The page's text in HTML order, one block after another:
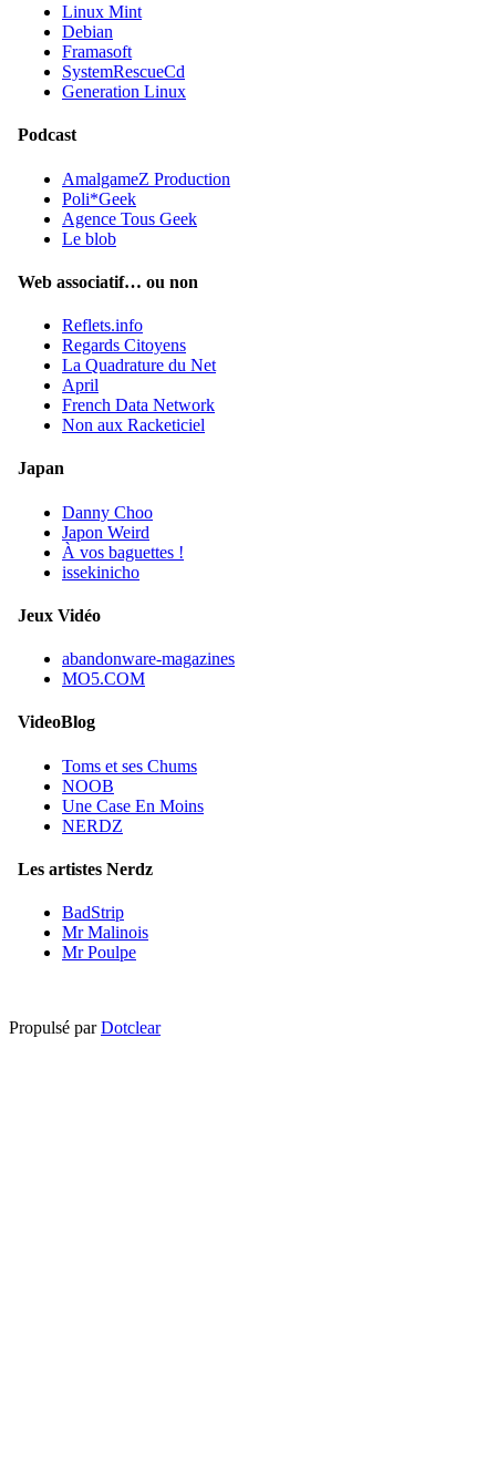
Linux Mint
Debian
Framasoft
SystemRescueCd
Generation Linux
Podcast
AmalgameZ Production
Poli*Geek
Agence Tous Geek
Le blob
Web associatif… ou non
Reflets.info
Regards Citoyens
La Quadrature du Net
April
French Data Network
Non aux Racketiciel
Japan
Danny Choo
Japon Weird
À vos baguettes !
issekinicho
Jeux Vidéo
abandonware-magazines
MO5.COM
VideoBlog
Toms et ses Chums
NOOB
Une Case En Moins
NERDZ
Les artistes Nerdz
BadStrip
Mr Malinois
Mr Poulpe
Propulsé parDotclear